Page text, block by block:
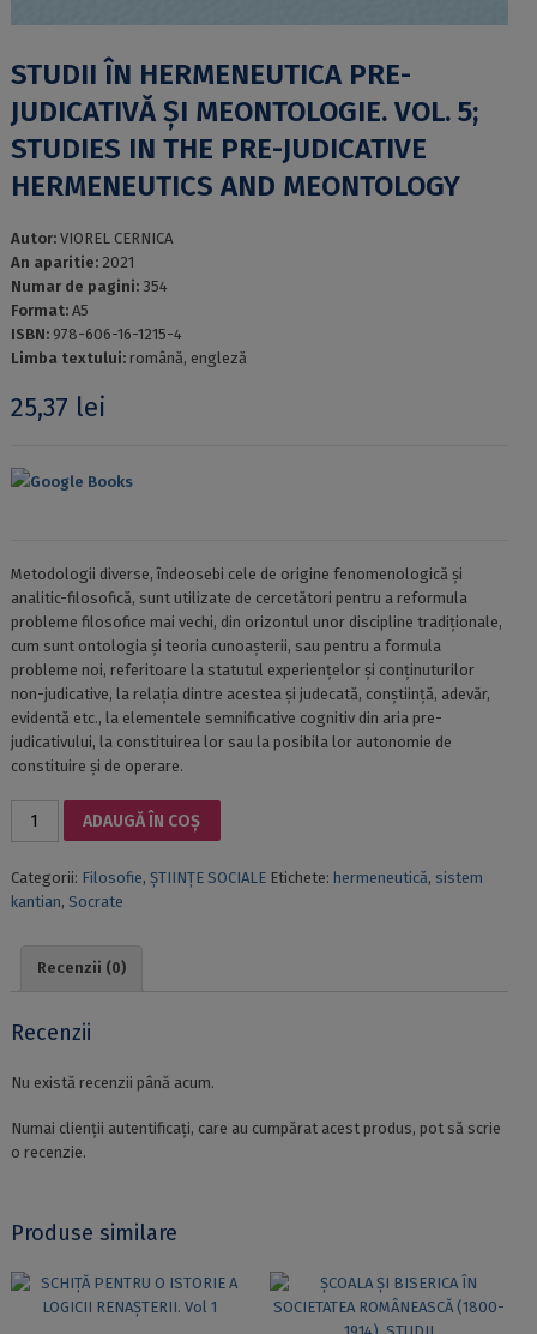
STUDII ÎN HERMENEUTICA PRE-
JUDICATIVĂ ȘI MEONTOLOGIE. VOL. 5;
STUDIES IN THE PRE-JUDICATIVE
HERMENEUTICS AND MEONTOLOGY
Autor: VIOREL CERNICA
An aparitie: 2021
Numar de pagini: 354
Format: A5
ISBN: 978-606-16-1215-4
Limba textului: română, engleză
25,37 lei
Google Books
Metodologii diverse, îndeosebi cele de origine fenomenologică și
analitic-filosofică, sunt utilizate de cercetători pentru a reformula
probleme filosofice mai vechi, din orizontul unor discipline tradiționale,
cum sunt ontologia și teoria cunoașterii, sau pentru a formula
probleme noi, referitoare la statutul experiențelor și conținuturilor
non-judicative, la relația dintre acestea și judecată, conștiință, adevăr,
evidentă etc., la elementele semnificative cognitiv din aria pre-
judicativului, la constituirea lor sau la posibila lor autonomie de
constituire și de operare.
Cantitate
HERMENEUTICA
PRE-
MEONTOLOGIE.
5;
IN
PRE-
JUDICATIVE
ADAUGĂ ÎN COȘ
Categorii: Filosofie, ȘTIINȚE SOCIALE Etichete: hermeneutică, sistem
kantian, Socrate
Recenzii (0)
Recenzii
Nu există recenzii până acum.
Numai clienții autentificați, care au cumpărat acest produs, pot să scrie
o recenzie.
Produse similare